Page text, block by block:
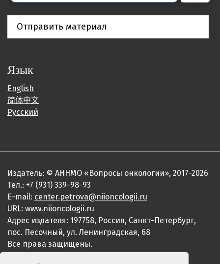
Отправить материал
Язык
English
简体中文
Русский
Издатель: © АННМО «Вопросы онкологии», 2017-2026
Тел.: +7 (931) 339-98-93
E-mail: center.petrova@niioncologii.ru
URL: www.niioncologii.ru
Адрес издателя: 197758, Россия, Санкт-Петербург,
пос. Песочный, ул. Ленинградская, 68
Все права защищены.